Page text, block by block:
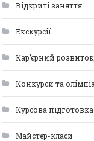
Відкриті заняття
Екскурсії
Кар’єрний
Конкурси та
Курсова підготовка
Майстер-класи